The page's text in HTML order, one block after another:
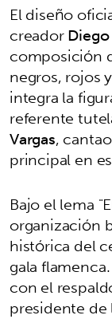
El diseño
creador
composición
negros, rojos
integra la
referente
Vargas,
principal en
Bajo el lema
organización
histórica del
gala
con el
presidente